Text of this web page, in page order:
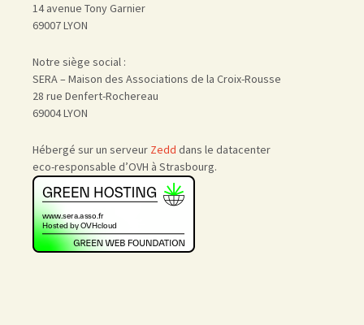
14 avenue Tony Garnier
69007 LYON
Notre siège social :
SERA – Maison des Associations de la Croix-Rousse
28 rue Denfert-Rochereau
69004 LYON
Hébergé sur un serveur Zedd dans le datacenter
eco-responsable d’OVH à Strasbourg.